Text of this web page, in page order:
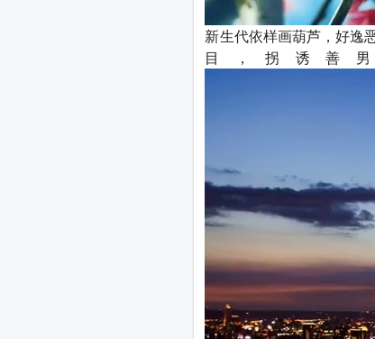
新生代依样画葫芦，好逸
目，拐诱善